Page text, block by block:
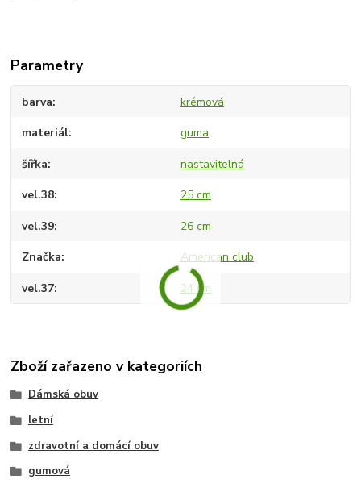
Parametry
barva krémová
materiál guma
šířka nastavitelná
vel.38 25 cm
vel.39 26 cm
Značka American club
vel.37 24 cm
Zboží zařazeno v kategoriích
Dámská obuv
letní
zdravotní a domácí obuv
gumová